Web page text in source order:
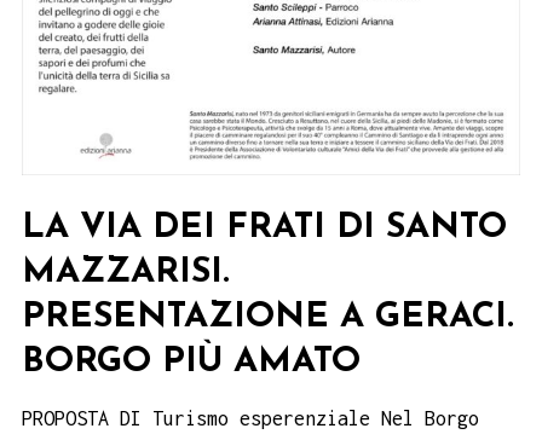
LA VIA DEI FRATI DI SANTO
MAZZARISI.
PRESENTAZIONE A GERACI.
BORGO PIÙ AMATO
PROPOSTA DI Turismo esperenziale Nel Borgo